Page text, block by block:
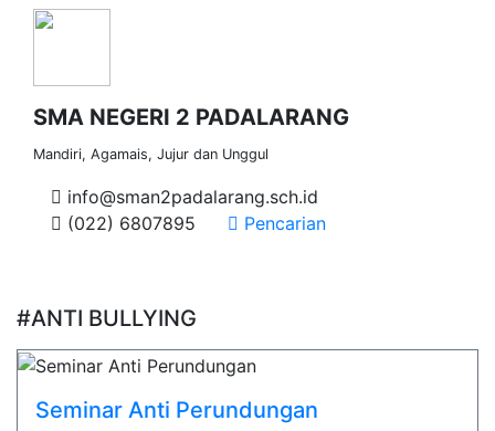
SMA NEGERI 2 PADALARANG
Mandiri, Agamais, Jujur dan Unggul
info@sman2padalarang.sch.id
(022) 6807895
Pencarian
#ANTI BULLYING
Seminar Anti Perundungan